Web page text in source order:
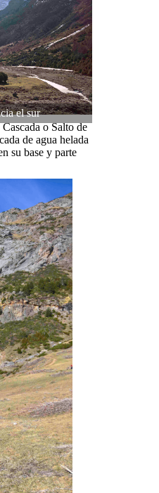
el sur
o Salto de
de agua helada
su base y parte